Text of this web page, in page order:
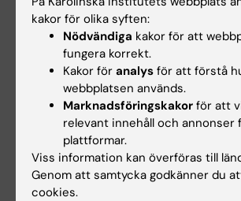
Anna Hellström
Kursadministratör
Telefon:
+46852483770
E-post:
anna.hellstrom@ki.se
kakor för olika syften:
Nödvändiga kakor för att
fungera korrekt.
Kakor för analys för att förstå
webbplatsen används.
Marknadsföringskakor för att
relevant innehåll och annonser
plattformar.
Viss information kan överföras till
Genom att samtycka godkänner du
cookies.